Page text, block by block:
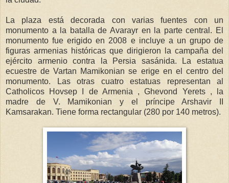
La plaza está decorada con varias fuentes con un
monumento a la batalla de Avarayr en la parte central. El
monumento fue erigido en 2008 e incluye a un grupo de
figuras armenias históricas que dirigieron la campaña del
ejército armenio contra la Persia sasánida. La estatua
ecuestre de Vartan Mamikonian se erige en el centro del
monumento. Las otras cuatro estatuas representan al
Catholicos Hovsep I de Armenia , Ghevond Yerets , la
madre de V. Mamikonian y el príncipe Arshavir II
Kamsarakan. Tiene forma rectangular (280 por 140 metros).